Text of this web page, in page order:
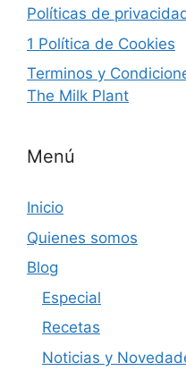
Políticas de
1 Política de Cookies
Terminos y
The Milk Plant
Menú
Inicio
Quienes somos
Blog
Especial
Recetas
Noticias y